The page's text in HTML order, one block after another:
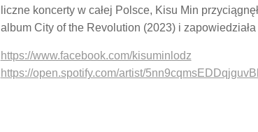
liczne koncerty w całej Polsce, Kisu Min
album City of the Revolution (2023) i
https://www.facebook.com/kisuminlodz
https://open.spotify.com/artist/